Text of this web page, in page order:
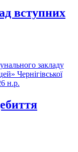
вступних
закладу
Чернігівської
н.р.